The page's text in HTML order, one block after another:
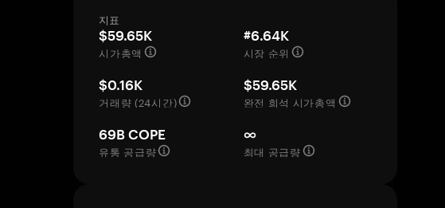
지표
$59.65K
시가총액
#6.64K
시장 순위
$0.16K
거래량 (24시간)
$59.65K
완전 희석 시가총액
69B COPE
유통 공급량
∞
최대 공급량